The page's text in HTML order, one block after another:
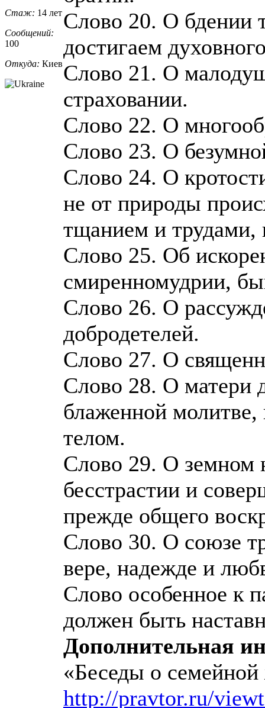
Стаж: 14 лет
Сообщений:
100
Откуда: Киев
Слово 20. О бдении
достигаем
Слово 21. О
страховании.
Слово 22. О
Слово 23. О
Слово 24. О
не от природы
тщанием и трудами,
Слово 25. Об
смиренномудрии,
Слово 26. О
добродетелей.
Слово 27. О
Слово 28. О матери
блаженной
телом.
Слово 29. О земном
бесстрастии и
прежде общего
Слово 30. О союзе
вере, надежде и
Слово особенное к
должен быть
Дополнительная
«Беседы о
http://pravtor.ru/